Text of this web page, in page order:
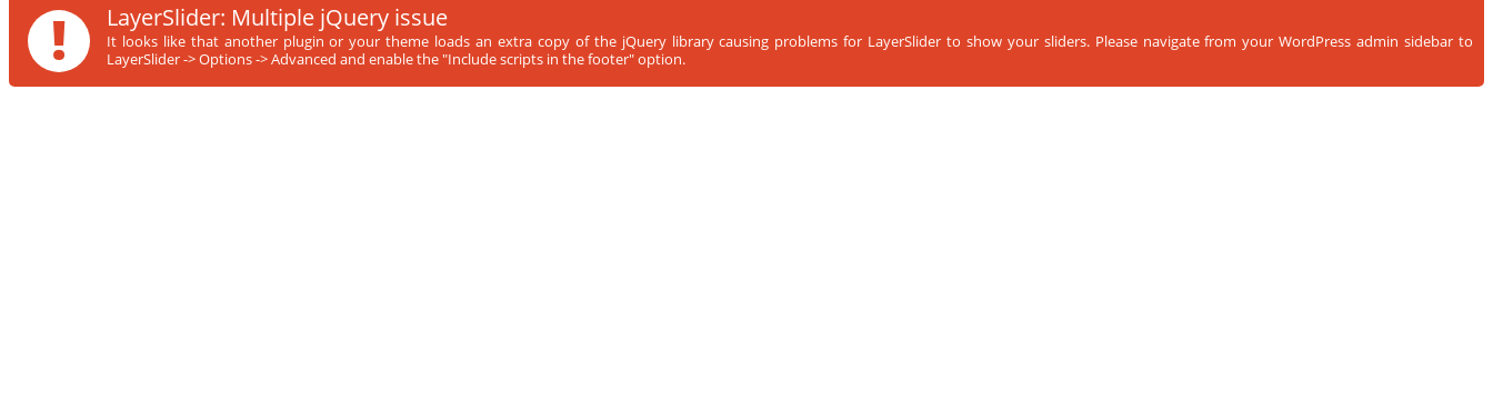
! LayerSlider: Multiple jQuery issue
It looks like that another plugin or your theme loads an extra copy of the jQuery library causing problems for LayerSlider to show your sliders. Please navigate from your WordPress admin sidebar to
LayerSlider -> Options -> Advanced and enable the "Include scripts in the footer" option.